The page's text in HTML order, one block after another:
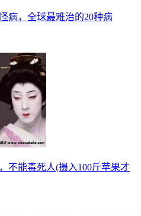
草药，它能明显改善因酒精所
保健功能，因此在喝醉后可以
晕、头痛、烦渴、呕吐酸水等
病，全球最难治的20种病
不能毒死人(摄入100斤苹果才